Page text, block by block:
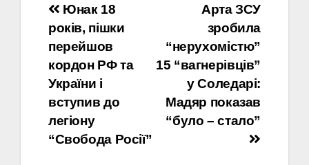
Навігація
записів
Арта ЗСУ
зробила
“нерухомістю”
15 “вагнерівців”
у Соледарі:
Мадяр показав
“було – стало”
Юнак 18
років, пішки
перейшов
кордон РФ та
України і
вступив до
легіону
“Свобода Росії”